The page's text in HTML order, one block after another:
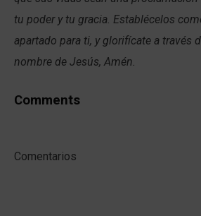
tu poder y tu gracia. Establécelos
apartado para ti, y glorifícate a través
nombre de Jesús, Amén.
Comments
Comentarios